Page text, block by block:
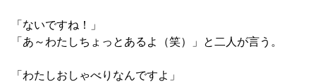
「ないですね！」
「あ～わたしちょっとあるよ（笑）」と二人が言う。
「わたしおしゃべりなんですよ」